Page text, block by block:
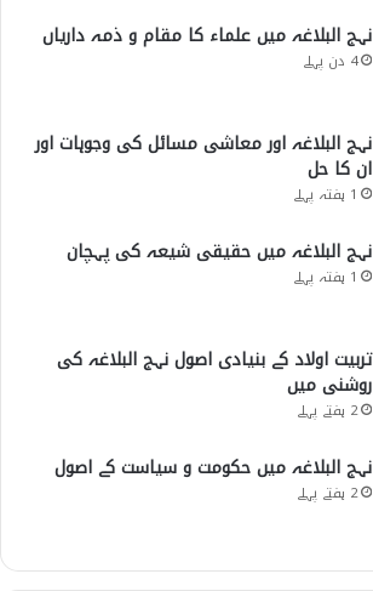
نہج البلاغہ میں علماء کا مقام و ذمہ داریاں
4 دن پہلے
نہج البلاغہ اور معاشی مسائل کی وجوہات اور
ان کا حل
1 ہفتہ پہلے
نہج البلاغہ میں حقیقی شیعہ کی پہچان
1 ہفتہ پہلے
تربیت اولاد کے بنیادی اصول نہج البلاغہ کی
روشنی میں
2 ہفتے پہلے
نہج البلاغہ میں حکومت و سیاست کے اصول
2 ہفتے پہلے